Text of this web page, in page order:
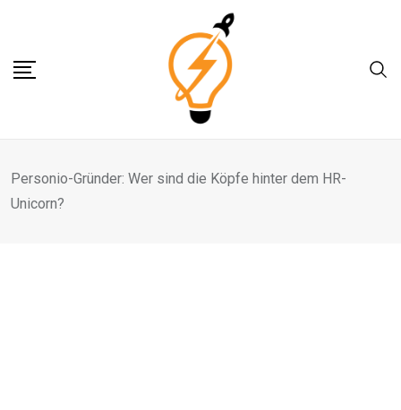
content
Personio-Gründer: Wer sind die Köpfe hinter dem HR-
Unicorn?